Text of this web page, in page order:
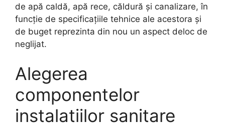
de apă caldă, apă rece, căldură şi canalizare, în
funcţie de specificaţiile tehnice ale acestora şi
de buget reprezinta din nou un aspect deloc de
neglijat.
Alegerea
componentelor
instalatiilor sanitare